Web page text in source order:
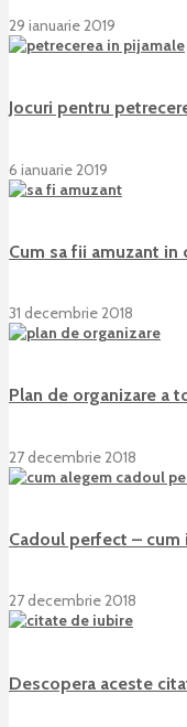
29 ianuarie 2019
Jocuri pentru
6 ianuarie 2019
Cum sa fii amuzant in
31 decembrie 2018
Plan de organizare a
27 decembrie 2018
Cadoul perfect – cum
27 decembrie 2018
Descopera aceste